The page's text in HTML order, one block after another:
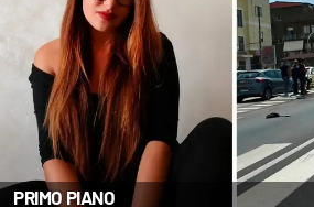
COSENZACHANNEL.IT
ILVIBONESE.IT
CATANZAROCHANNEL.IT
LACAPITALENEWS.IT